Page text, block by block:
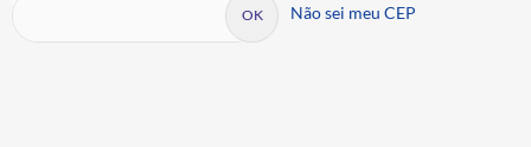
Não sei meu CEP